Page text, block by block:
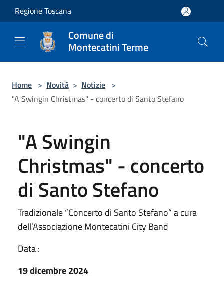
Salta al contenuto principale
Regione Toscana
Comune di
Montecatini Terme
Home > Novità > Notizie >
"A Swingin Christmas" - concerto di Santo Stefano
"A Swingin
Christmas" - concerto
di Santo Stefano
Tradizionale “Concerto di Santo Stefano” a cura
dell’Associazione Montecatini City Band
Data :
19 dicembre 2024